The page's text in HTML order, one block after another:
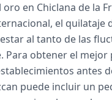
oro en Chiclana de la
el quilataje
al tanto de las
Para obtener el
antes
puede incluir un